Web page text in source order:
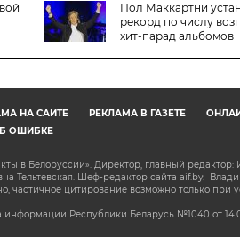
Пол Маккартни
рекорд по числу
хит-парад альбомов
НА САЙТЕ РЕКЛАМА В ГАЗЕТЕ
ОШИБКЕ
в Белоруссии». Директор, главный редактор:
Тельтевская. Шеф-редактор сайта aif.by:
частичное цитирование возможно только при
информации Республики Беларусь №1040 от